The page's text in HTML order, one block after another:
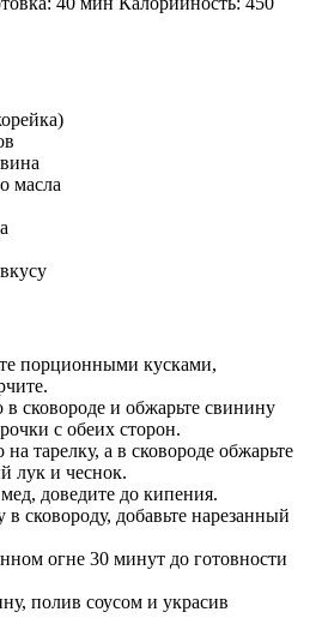
масла
порционными кусками,
в сковороде и обжарьте свинину
с обеих сторон.
тарелку, а в сковороде обжарьте
лук и чеснок.
доведите до кипения.
сковороду, добавьте нарезанный
огне 30 минут до готовности
полив соусом и украсив